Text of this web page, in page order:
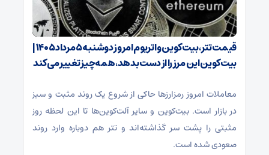
قیمت تتر، بیت‌کوین و اتریوم امروز دوشنبه ۵ مرداد ۱۴۰۵ |
بیت‌کوین این مرز را از دست بدهد، همه‌چیز تغییر می‌کند
معاملات امروز رمزارز‌ها حاکی از شروع یک روند مثبت و سبز
در بازار است. بیت‌کوین و سایر آلت‌کوین‌ها تا این لحظه روز
مثبتی را پشت سر گذاشته‌اند و تتر هم دوباره وارد روند
صعودی شده است.